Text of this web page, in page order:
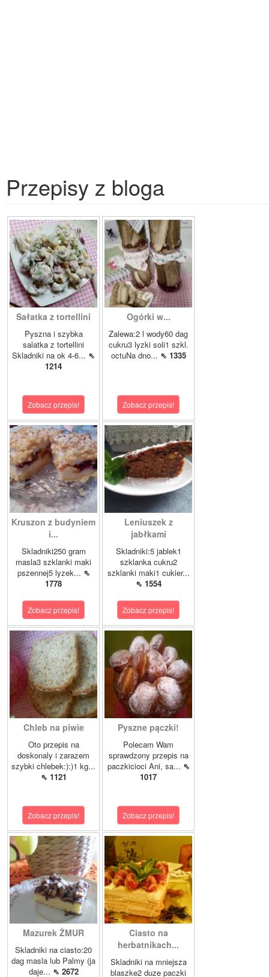
Przepisy z bloga
Sałatka z tortellini
Pyszna i szybka
salatka z tortellini
Skladniki na ok 4-6... ⇖
1214
Zobacz przepis!
Ogórki w...
Zalewa:2 l wody60 dag
cukru3 lyzki soli1 szkl.
octuNa dno... ⇖ 1335
Zobacz przepis!
Kruszon z budyniem
i...
Skladniki250 gram
masla3 szklanki maki
pszennej5 lyzek... ⇖
1778
Zobacz przepis!
Leniuszek z
jabłkami
Skladniki:5 jablek1
szklanka cukru2
szklanki maki1 cukier...
⇖ 1554
Zobacz przepis!
Chleb na piwie
Oto przepis na
doskonaly i zarazem
szybki chlebek:):)1 kg...
⇖ 1121
Zobacz przepis!
Pyszne pączki!
Polecam Wam
sprawdzony przepis na
paczkicioci Ani, sa... ⇖
1017
Zobacz przepis!
Mazurek ŻMUR
Skladniki na ciasto:20
dag masla lub Palmy (ja
daje... ⇖ 2672
Ciasto na
herbatnikach...
Skladniki na mniejsza
blaszke2 duze paczki